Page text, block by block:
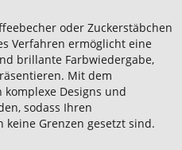
oder Zuckerstäbchen
Verfahren ermöglicht eine
brillante Farbwiedergabe,
Mit dem
Designs und
sodass Ihren
keine Grenzen gesetzt sind.